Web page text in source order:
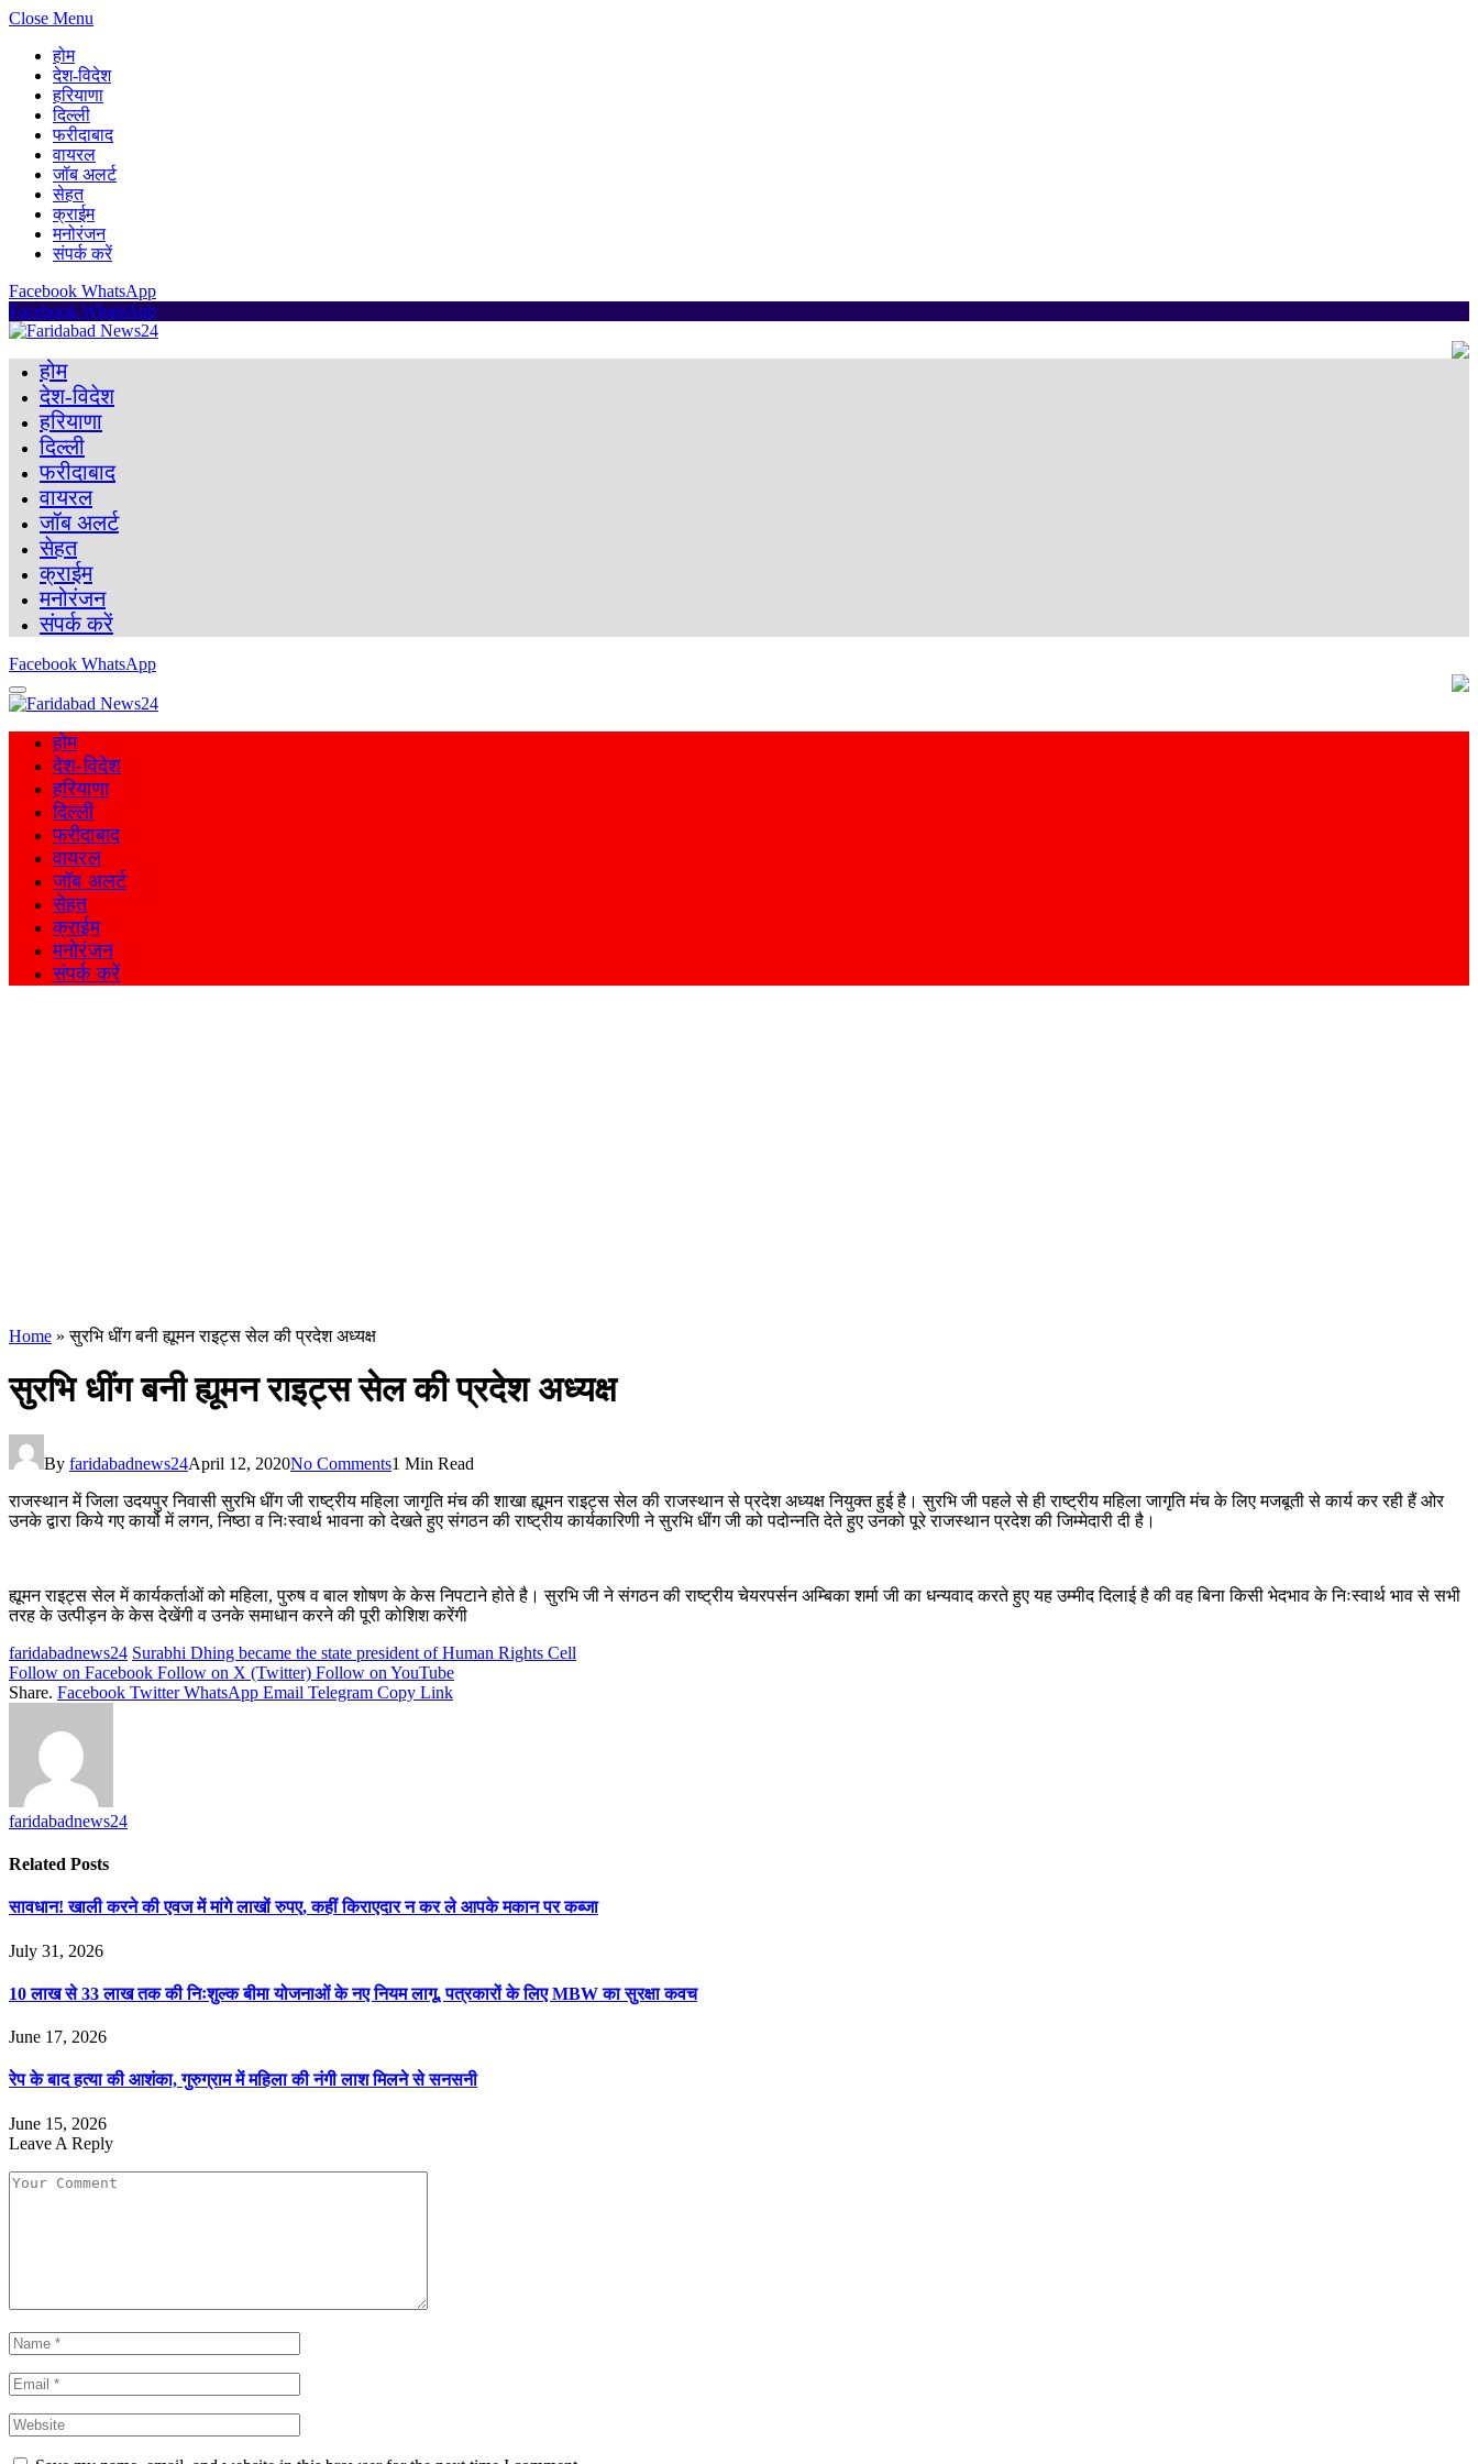
Close Menu
होम
देश-विदेश
हरियाणा
दिल्ली
फरीदाबाद
वायरल
जॉब अलर्ट
सेहत
क्राईम
मनोरंजन
संपर्क करें
Facebook WhatsApp
Facebook WhatsApp
होम
देश-विदेश
हरियाणा
दिल्ली
फरीदाबाद
वायरल
जॉब अलर्ट
सेहत
क्राईम
मनोरंजन
संपर्क करें
Facebook WhatsApp
होम
देश-विदेश
हरियाणा
दिल्ली
फरीदाबाद
वायरल
जॉब अलर्ट
सेहत
क्राईम
मनोरंजन
संपर्क करें
Home »सुरभि धींग बनी ह्यूमन राइट्स सेल की प्रदेश अध्यक्ष
सुरभि धींग बनी ह्यूमन राइट्स सेल की प्रदेश अध्यक्ष
By faridabadnews24April 12, 2020No Comments1 Min Read
राजस्थान में जिला उदयपुर निवासी सुरभि धींग जी राष्ट्रीय महिला जागृति मंच की शाखा ह्यूमन राइट्स सेल की राजस्थान से प्रदेश अध्यक्ष नियुक्त हुई है। सुरभि जी पहले से ही राष्ट्रीय महिला जागृति मंच के लिए मजबूती से कार्य कर रही हैं ओर
उनके द्वारा किये गए कार्यो में लगन, निष्ठा व निःस्वार्थ भावना को देखते हुए संगठन की राष्ट्रीय कार्यकारिणी ने सुरभि धींग जी को पदोन्नति देते हुए उनको पूरे राजस्थान प्रदेश की जिम्मेदारी दी है।
ह्यूमन राइट्स सेल में कार्यकर्ताओं को महिला, पुरुष व बाल शोषण के केस निपटाने होते है। सुरभि जी ने संगठन की राष्ट्रीय चेयरपर्सन अम्बिका शर्मा जी का धन्यवाद करते हुए यह उम्मीद दिलाई है की वह बिना किसी भेदभाव के निःस्वार्थ भाव से सभी
तरह के उत्पीड़न के केस देखेंगी व उनके समाधान करने की पूरी कोशिश करेंगी
faridabadnews24 Surabhi Dhing became the state president of Human Rights Cell
Follow on Facebook Follow on X (Twitter) Follow on YouTube
Share. Facebook Twitter WhatsApp Email Telegram Copy Link
faridabadnews24
Related Posts
सावधान! खाली करने की एवज में मांगे लाखों रुपए, कहीं किराएदार न कर ले आपके मकान पर कब्जा
July 31, 2026
10 लाख से 33 लाख तक की निःशुल्क बीमा योजनाओं के नए नियम लागू, पत्रकारों के लिए MBW का सुरक्षा कवच
June 17, 2026
रेप के बाद हत्या की आशंका, गुरुग्राम में महिला की नंगी लाश मिलने से सनसनी
June 15, 2026
Leave A Reply